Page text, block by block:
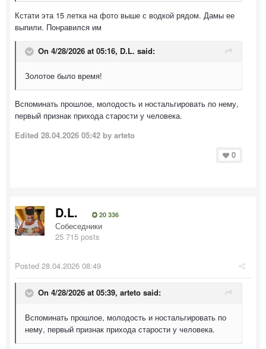
Кстати эта 15 летка на фото выше с водкой рядом. Дамы ее
выпили. Понравился им
On 4/28/2026 at 05:16, D.L. said:
Золотое было время!
Вспоминать прошлое, молодость и ностальгировать по нему,
первый признак прихода старости у человека.
Edited 28.04.2026 05:42 by arteto
0
D.L. 20 336
Собеседники
25 715 posts
Posted 28.04.2026 08:49
On 4/28/2026 at 05:39, arteto said:
Вспоминать прошлое, молодость и ностальгировать по
нему, первый признак прихода старости у человека.